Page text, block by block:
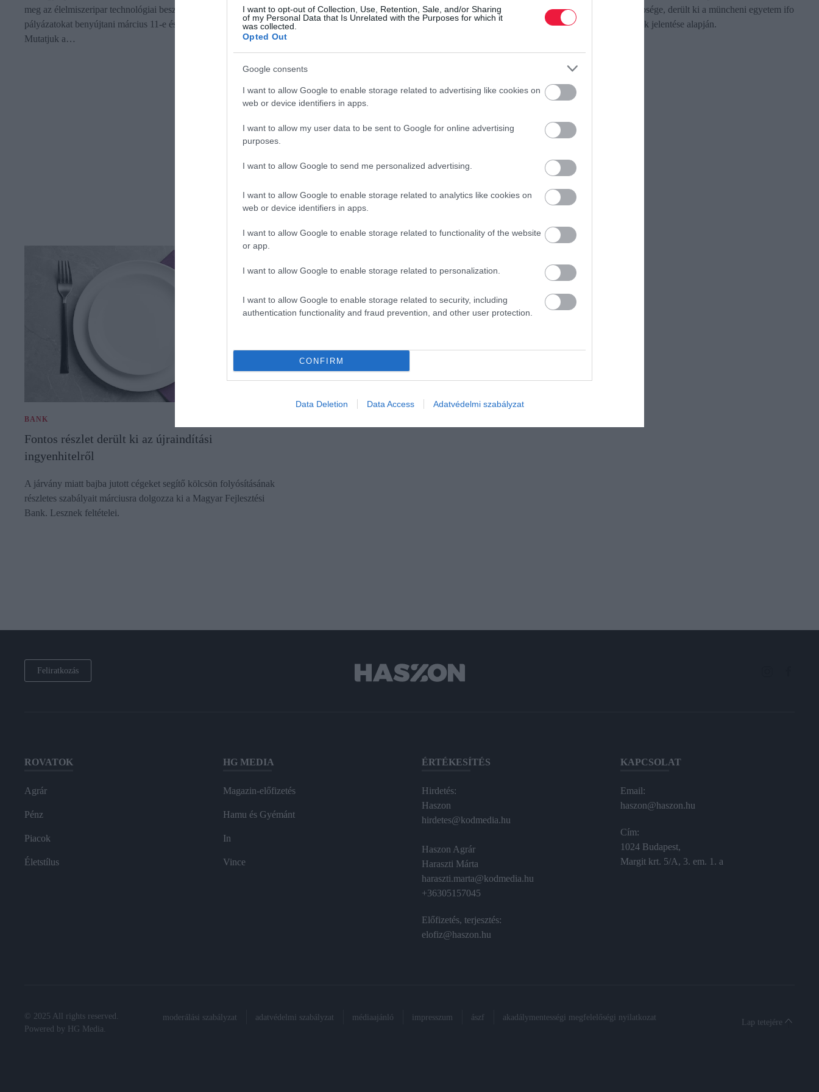
I want to opt-out of Collection, Use, Retention, Sale, and/or Sharing
of my Personal Data that Is Unrelated with the Purposes for which it
was collected.
Opted Out
Google consents
I want to allow Google to enable storage related to advertising like cookies on
web or device identifiers in apps.
I want to allow my user data to be sent to Google for online advertising
purposes.
I want to allow Google to send me personalized advertising.
I want to allow Google to enable storage related to analytics like cookies on
web or device identifiers in apps.
I want to allow Google to enable storage related to functionality of the website
or app.
I want to allow Google to enable storage related to personalization.
I want to allow Google to enable storage related to security, including
authentication functionality and fraud prevention, and other user protection.
CONFIRM
Data Deletion Data Access Adatvédelmi szabályzat
meg az élelmiszeripar technológiai beszállítói számára. A
pályázatokat benyújtani március 11-e és 31-e között lehet.
Mutatjuk a…
használó hazai gyártók száma – mondta Benedek Eszter, a
védjegyrendszert működtető nonprofit cég vezetője az idén
először meghirdetett Hazai…
német ipari vállalatok többsége, derült ki a müncheni egyetem ifo
gazdaságkutató intézetének jelentése alapján.
BANK
Fontos részlet derült ki az újraindítási
ingyenhitelről
A járvány miatt bajba jutott cégeket segítő kölcsön folyósításának
részletes szabályait márciusra dolgozza ki a Magyar Fejlesztési
Bank. Lesznek feltételei.
Feliratkozás
ROVATOK
Agrár
Pénz
Piacok
Életstílus
HG MEDIA
Magazin-előfizetés
Hamu és Gyémánt
In
Vince
ÉRTÉKESÍTÉS
Hirdetés:
Haszon
hirdetes@kodmedia.hu
Haszon Agrár
Haraszti Márta
haraszti.marta@kodmedia.hu
+36305157045
Előfizetés, terjesztés:
elofiz@haszon.hu
KAPCSOLAT
Email:
haszon@haszon.hu
Cím:
1024 Budapest,
Margit krt. 5/A, 3. em. 1. a
© 2025 All rights reserved.
Powered by HG Media
moderálási szabályzat adatvédelmi szabályzat médiaajánló impresszum ászf akadálymentességi megfelelőségi nyilatkozat
Lap tetejére